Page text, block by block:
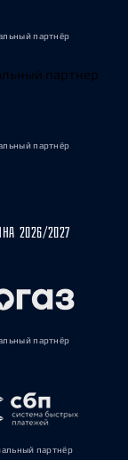
партнёр
партнёр
2026/2027
партнёр
партнёр